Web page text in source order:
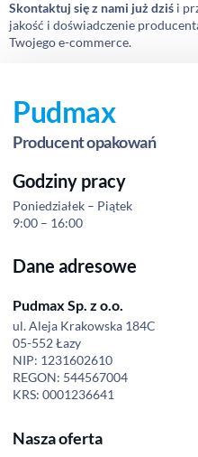
Skontaktuj się z nami już dziś i
jakość i doświadczenie
Twojego e-commerce.
Pudmax
Producent opakowań
Godziny pracy
Poniedziałek – Piątek
9:00 – 16:00
Dane adresowe
Pudmax Sp. z o.o.
ul. Aleja Krakowska 184C
05-552 Łazy
NIP: 1231602610
REGON: 544567004
KRS: 0001236641
Nasza oferta